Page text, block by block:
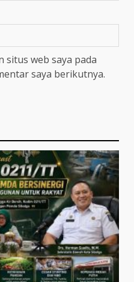
situs web saya pada
saya berikutnya.